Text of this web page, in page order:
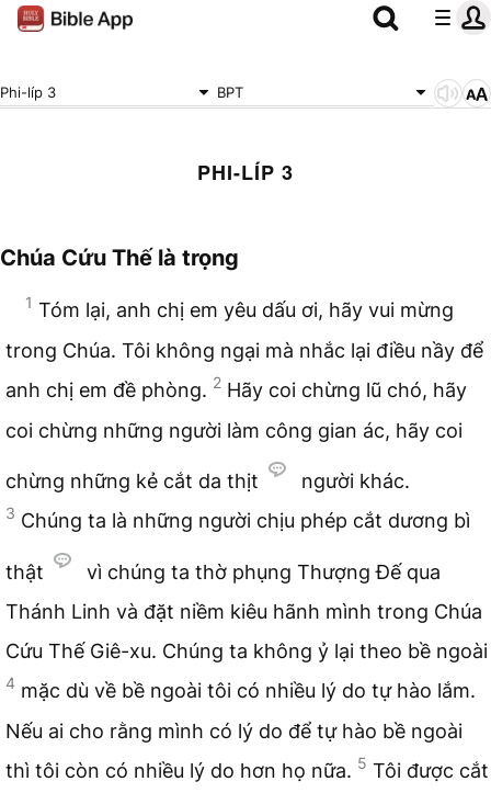
Phi-líp 3 BPT
PHI-LÍP 3
Chúa Cứu Thế là trọng
1 Tóm lại, anh chị em yêu dấu ơi, hãy vui mừng
trong Chúa. Tôi không ngại mà nhắc lại điều nầy để
anh chị em đề phòng. 2 Hãy coi chừng lũ chó, hãy
coi chừng những người làm công gian ác, hãy coi
chừng những kẻ cắt da thịt người khác.
3 Chúng ta là những người chịu phép cắt dương bì
thật
vì chúng ta thờ phụng Thượng Đế qua
Thánh Linh và đặt niềm kiêu hãnh mình trong Chúa
Cứu Thế Giê-xu. Chúng ta không ỷ lại theo bề ngoài
4 mặc dù về bề ngoài tôi có nhiều lý do tự hào lắm.
Nếu ai cho rằng mình có lý do để tự hào bề ngoài
thì tôi còn có nhiều lý do hơn họ nữa. 5 Tôi được cắt